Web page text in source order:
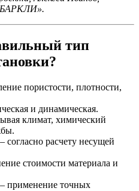
тип
пористости, плотности,
и динамическая.
климат, химический
– согласно расчету несущей
стоимости материала и
– применение точных